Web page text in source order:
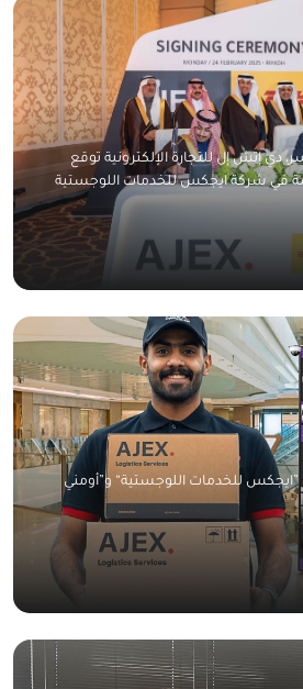
دي إتش إل للتجارة الإلكترونية توقع
في شركة ايجكس للخدمات اللوجستية
”ايجكس للخدمات اللوجستية“ و”أومني